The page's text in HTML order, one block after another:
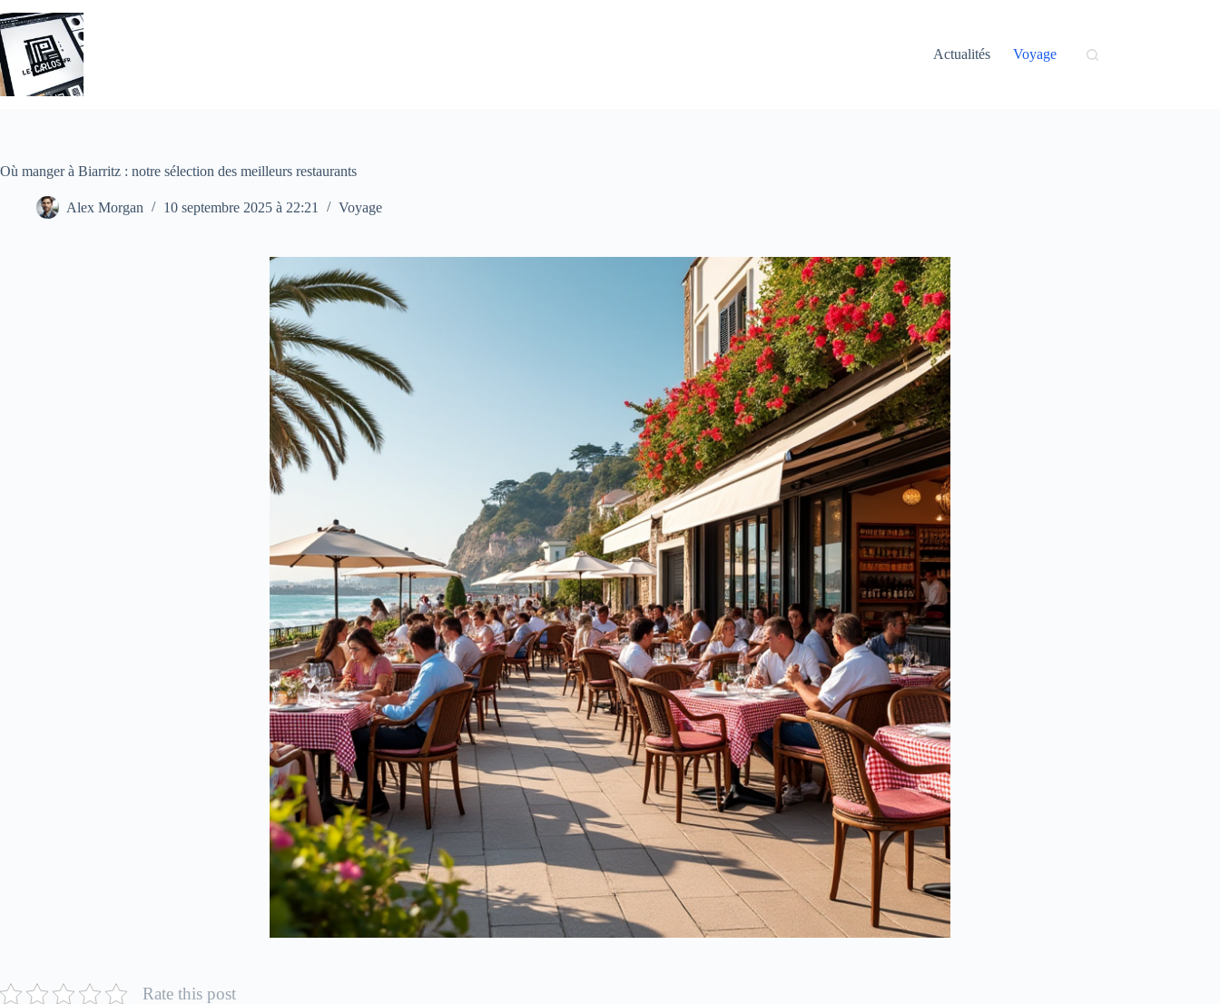
au
contenu
Actualités
Voyage
Où manger à Biarritz : notre sélection des meilleurs restaurants
Alex Morgan 10 septembre 2025 à 22:21 Voyage
Rate this post